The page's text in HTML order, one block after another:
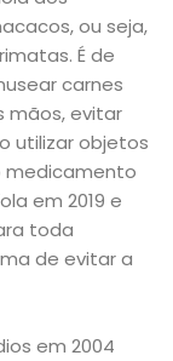
ou seja,
É de
carnes
mãos, evitar
utilizar objetos
medicamento
em 2019 e
toda
de evitar a
em 2004